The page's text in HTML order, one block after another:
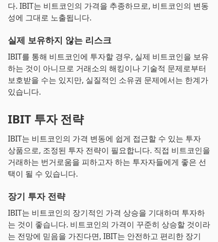
다. IBIT는 비트코인의 가격을 추종하므로, 비트코인의 변동
성에 그대로 노출됩니다.
실제 보유하지 않는 리스크
IBIT를 통해 비트코인에 투자할 경우, 실제 비트코인을 보유
하는 것이 아니므로 거래소의 해킹이나 기술적 문제로부터
보호받을 수는 있지만, 실질적인 소유권 문제에서는 한계가
있습니다.
IBIT 투자 전략
IBIT는 비트코인의 가격 변동에 쉽게 접근할 수 있는 투자
상품으로, 조정된 투자 전략이 필요합니다. 직접 비트코인을
거래하는 번거로움을 피하고자 하는 투자자들에게 좋은 선
택이 될 수 있습니다.
장기 투자 전략
IBIT는 비트코인의 장기적인 가격 상승을 기대하며 투자하
는 것이 좋습니다. 비트코인의 가격이 꾸준히 상승할 것이라
는 전망에 믿음을 가진다면, IBIT는 안전하고 편리한 장기